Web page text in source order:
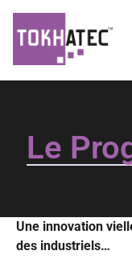
Le
Une innovation
des industriels…